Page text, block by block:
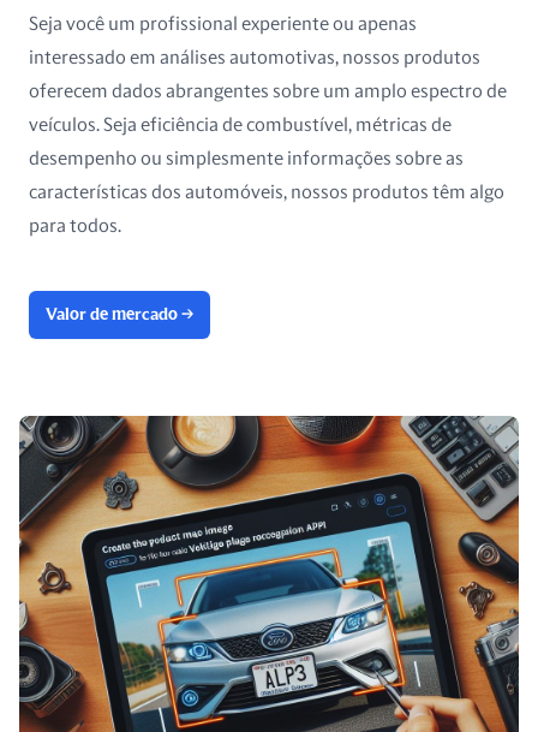
Seja você um profissional experiente ou apenas
interessado em análises automotivas, nossos produtos
oferecem dados abrangentes sobre um amplo espectro de
veículos. Seja eficiência de combustível, métricas de
desempenho ou simplesmente informações sobre as
características dos automóveis, nossos produtos têm algo
para todos.
Valor de mercado →